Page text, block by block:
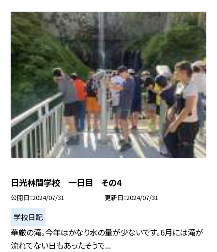
日光林間学校 一日目 その4
公開日 2024/07/31 更新日 2024/07/31
学校日記
華厳の滝。今年はかなり水の量が少ないです。6月には滝が
流れてない日もあったそうで...